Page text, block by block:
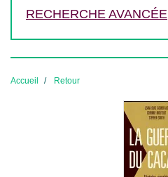
RECHERCHE AVANCÉE
Accueil Retour